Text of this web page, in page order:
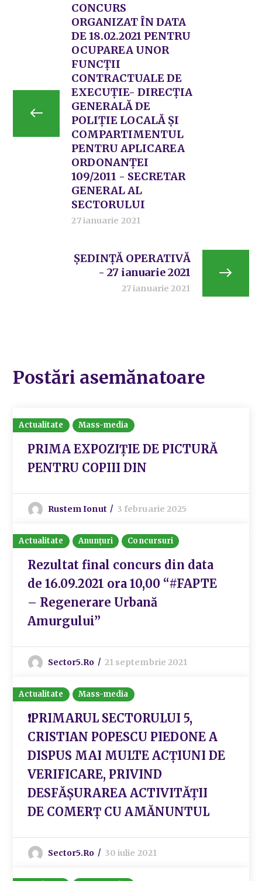
CONCURS
ORGANIZAT ÎN DATA
DE 18.02.2021 PENTRU
OCUPAREA UNOR
FUNCȚII
CONTRACTUALE DE
EXECUȚIE- DIRECȚIA
GENERALĂ DE
POLIȚIE LOCALĂ ȘI
COMPARTIMENTUL
PENTRU APLICAREA
ORDONANȚEI
109/2011 - SECRETAR
GENERAL AL
SECTORULUI
27 ianuarie 2021
ȘEDINȚĂ OPERATIVĂ
- 27 ianuarie 2021
27 ianuarie 2021
Postări asemănatoare
Actualitate Mass-media
PRIMA EXPOZIȚIE DE PICTURĂ
PENTRU COPIII DIN
Rustem Ionut 3 februarie 2025
Actualitate Anunțuri Concursuri
Rezultat final concurs din data
de 16.09.2021 ora 10,00 “#FAPTE
– Regenerare Urbană
Amurgului”
Sector5.ro 21 septembrie 2021
Actualitate Mass-media
❗PRIMARUL SECTORULUI 5,
CRISTIAN POPESCU PIEDONE A
DISPUS MAI MULTE ACȚIUNI DE
VERIFICARE, PRIVIND
DESFĂȘURAREA ACTIVITĂȚII
DE COMERȚ CU AMĂNUNTUL
Sector5.ro 30 iulie 2021